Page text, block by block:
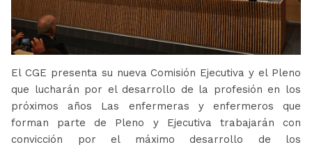
El CGE presenta su nueva Comisión Ejecutiva y el Pleno
que lucharán por el desarrollo de la profesión en los
próximos años Las enfermeras y enfermeros que
forman parte de Pleno y Ejecutiva trabajarán con
convicción por el máximo desarrollo de los